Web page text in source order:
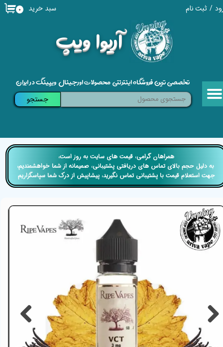
/ ثبت نام
حساب کاربری من
خروج از حساب کاربری
​آریوا ویپ
۰ سبد خرید
تخصصی ترین فروشگاه اینترنتی محصولات اورجینال ویپینگ در ایران
جستجو
​​همراهان گرامی، قیمت های سایت به روز است،
​​​​​​​ به دلیل حجم بالای تماس های دریافتی پشتیبانی، صمیمانه از شما خواهشمندیم،
جهت استعلام قیمت با پشتیبانی تماس نگیرید، پیشاپیش از درک شما سپاسگزاریم